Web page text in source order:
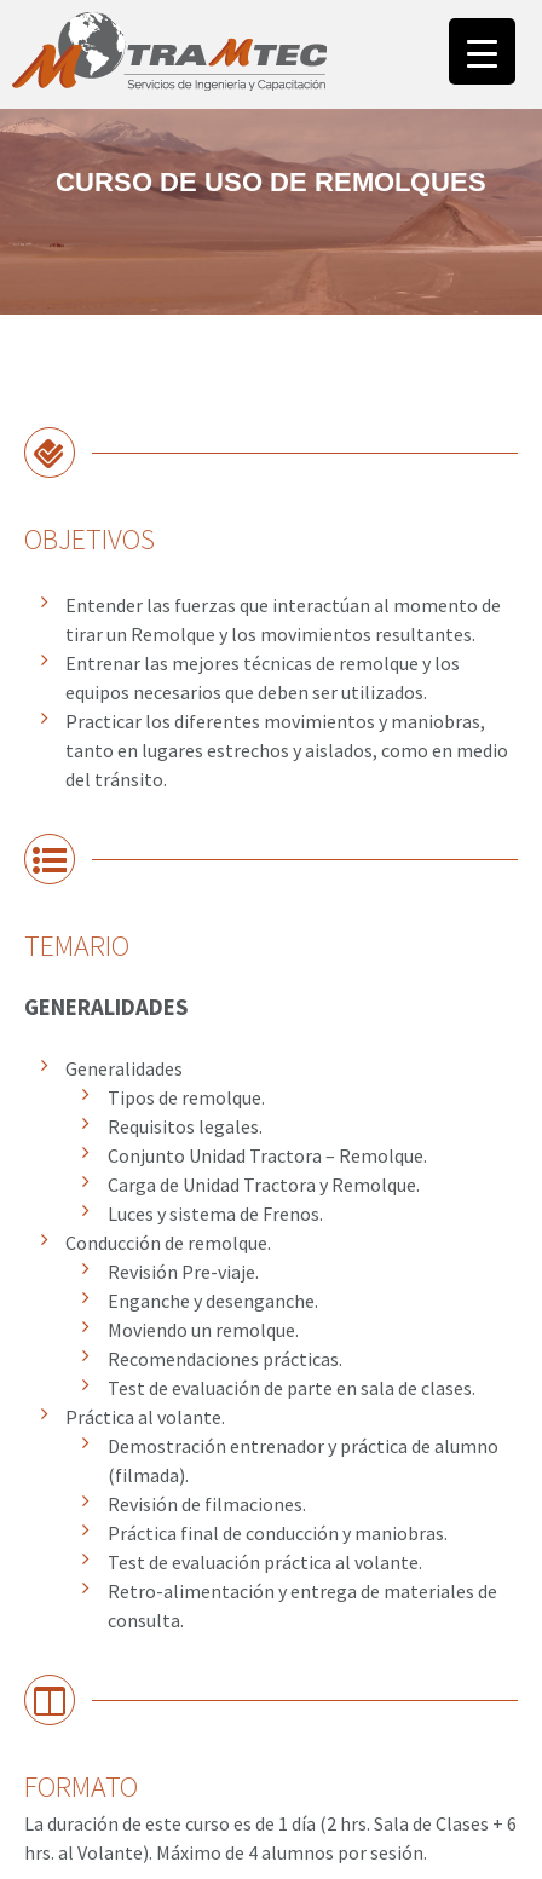
INICIO NUESTRA EMPRESA
NUESTROS CLIENTES CONTACTO
CURSO DE USO DE REMOLQUES
OBJETIVOS
Entender las fuerzas que interactúan al momento de
tirar un Remolque y los movimientos resultantes.
Entrenar las mejores técnicas de remolque y los
equipos necesarios que deben ser utilizados.
Practicar los diferentes movimientos y maniobras,
tanto en lugares estrechos y aislados, como en medio
del tránsito.
TEMARIO
GENERALIDADES
Generalidades
Tipos de remolque.
Requisitos legales.
Conjunto Unidad Tractora – Remolque.
Carga de Unidad Tractora y Remolque.
Luces y sistema de Frenos.
Conducción de remolque.
Revisión Pre-viaje.
Enganche y desenganche.
Moviendo un remolque.
Recomendaciones prácticas.
Test de evaluación de parte en sala de clases.
Práctica al volante.
Demostración entrenador y práctica de alumno
(filmada).
Revisión de filmaciones.
Práctica final de conducción y maniobras.
Test de evaluación práctica al volante.
Retro-alimentación y entrega de materiales de
consulta.
FORMATO
La duración de este curso es de 1 día (2 hrs. Sala de Clases + 6
hrs. al Volante). Máximo de 4 alumnos por sesión.